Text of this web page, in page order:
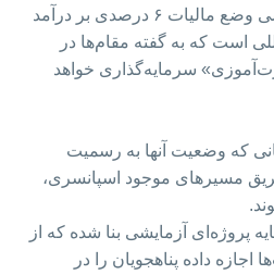
دولت همچنین در حال بررسی وضع مالیات ۶ درصدی بر درآمد
است که به گفته مقام‌ها در
سرمایه‌گذاری خواهد
که وضعیت آنها به رسمیت
مسیرهای موجود اسپانسری،
پروژه‌ای آزمایشی بنا شده که از
اجازه داده پناهجویان را در